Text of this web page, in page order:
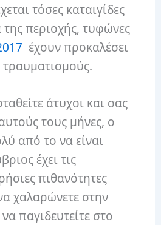
τόσες καταιγίδες
περιοχής, τυφώνες
έχουν προκαλέσει
τραυματισμούς.
άτυχοι και σας
τους μήνες, ο
από το να είναι
έχει τις
πιθανότητες
χαλαρώνετε στην
παγιδευτείτε στο